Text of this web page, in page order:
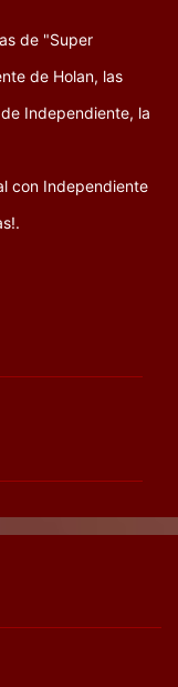
de "Super
de Holan, las
Independiente, la
con Independiente